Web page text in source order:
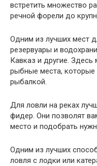
встретить множество
речной форели до
Одним из лучших мест
резервуары и
Кавказ и другие.
рыбные места, которые
рыбалкой.
Для ловли на реках
фидер. Они позволят
место и подобрать
Одним из лучших
ловля с лодки или